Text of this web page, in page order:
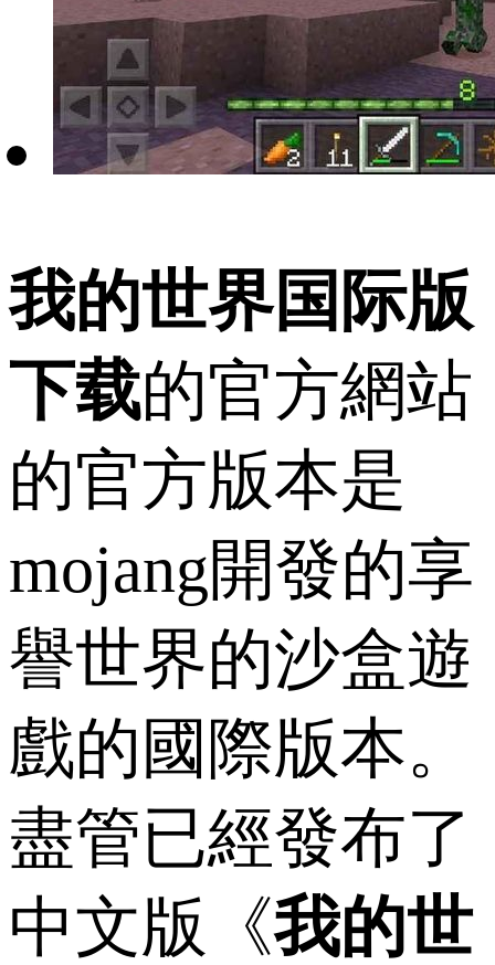
我的世界国际版
下载的官方網站
的官方版本是
mojang開發的享
譽世界的沙盒遊
戲的國際版本。
盡管已經發布了
中文版《我的世